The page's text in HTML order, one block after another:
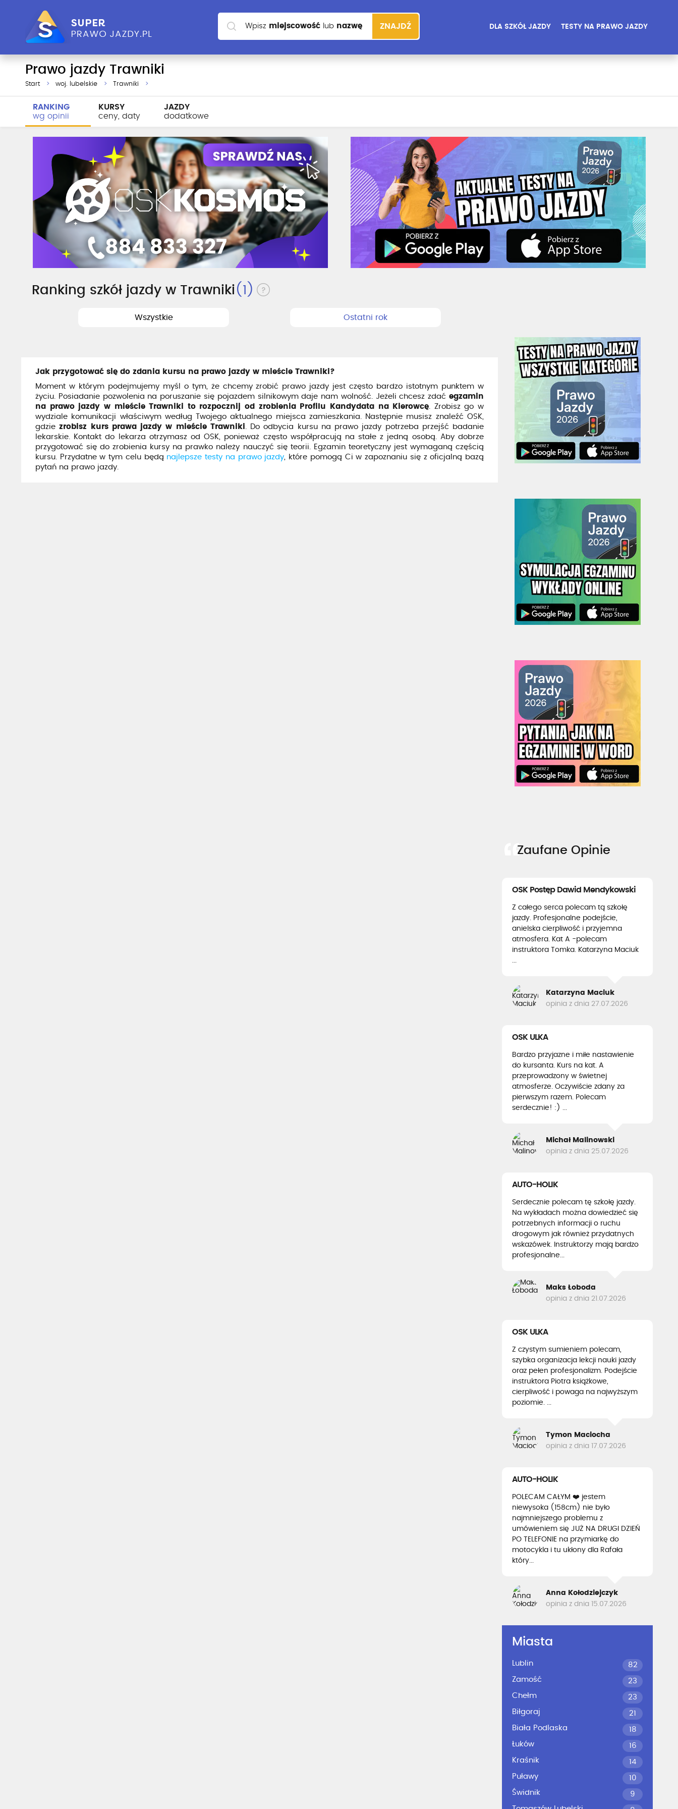
DLA SZKÓŁ JAZDY TESTY NA PRAWO JAZDY
Wpisz miejscowość lub nazwę
szkoły
ZNAJDŹ
Prawo jazdy Trawniki
Start woj. lubelskie Trawniki
RANKING
wg opinii
KURSY
ceny, daty
JAZDY
dodatkowe
Ranking szkół jazdy w Trawniki(1)
Wszystkie Ostatni rok
Jak przygotować się do zdania kursu na prawo jazdy w mieście Trawniki?
Moment w którym podejmujemy myśl o tym, że chcemy zrobić prawo jazdy jest często bardzo istotnym punktem w
życiu. Posiadanie pozwolenia na poruszanie się pojazdem silnikowym daje nam wolność. Jeżeli chcesz zdać egzamin
na prawo jazdy w mieście Trawniki to rozpocznij od zrobienia Profilu Kandydata na Kierowcę. Zrobisz go w
wydziale komunikacji właściwym według Twojego aktualnego miejsca zamieszkania. Następnie musisz znaleźć OSK,
gdziezrobisz kurs prawa jazdy w mieście Trawniki. Do odbycia kursu na prawo jazdy potrzeba przejść badanie
lekarskie. Kontakt do lekarza otrzymasz od OSK, ponieważ często współpracują na stałe z jedną osobą. Aby dobrze
przygotować się do zrobienia kursy na prawko należy nauczyć się teorii. Egzamin teoretyczny jest wymaganą częścią
kursu. Przydatne w tym celu będą najlepsze testy na prawo jazdy, które pomogą Ci w zapoznaniu się z oficjalną bazą
pytań na prawo jazdy.
Zaufane Opinie
OSK Postęp Dawid Mendykowski
Z całego serca polecam tą szkołę
jazdy. Profesjonalne podejście,
anielska cierpliwość i przyjemna
atmosfera. Kat A -polecam
instruktora Tomka. Katarzyna Maciuk
...
Katarzyna Maciuk
opinia z dnia 27.07.2026
OSK ULKA
Bardzo przyjazne i miłe nastawienie
do kursanta. Kurs na kat. A
przeprowadzony w świetnej
atmosferze. Oczywiście zdany za
pierwszym razem. Polecam
serdecznie! :) ...
Michał Malinowski
opinia z dnia 25.07.2026
AUTO-HOLIK
Serdecznie polecam tę szkołę jazdy.
Na wykładach można dowiedzieć się
potrzebnych informacji o ruchu
drogowym jak również przydatnych
wskazówek. Instruktorzy mają bardzo
profesjonalne...
Maks Łoboda
opinia z dnia 21.07.2026
OSK ULKA
Z czystym sumieniem polecam,
szybka organizacja lekcji nauki jazdy
oraz pełen profesjonalizm. Podejście
instruktora Piotra książkowe,
cierpliwość i powaga na najwyższym
poziomie. ...
Tymon Maciocha
opinia z dnia 17.07.2026
AUTO-HOLIK
POLECAM CAŁYM ❤️ jestem
niewysoka (158cm) nie było
najmniejszego problemu z
umówieniem się JUŻ NA DRUGI DZIEŃ
PO TELEFONIE na przymiarkę do
motocykla i tu ukłony dla Rafała
który...
Anna Kołodziejczyk
opinia z dnia 15.07.2026
Miasta
Lublin
82
Zamość
23
Chełm
23
Biłgoraj
21
Biała Podlaska
18
Łuków
16
Kraśnik
14
Puławy
10
Świdnik
9